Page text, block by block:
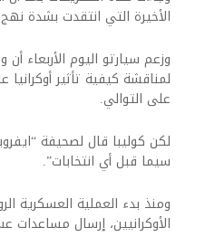
الأخيرة التي انتقدت بشدة
وزعم سيارتو اليوم الأربعاء
لمناقشة كيفية تأثير أوكرانيا
على التوالي.
لكن كوليبا قال لصحيفة
سيما قبل أي انتخابات”.
ومنذ بدء العملية العسكرية
الأوكرانيين، إرسال